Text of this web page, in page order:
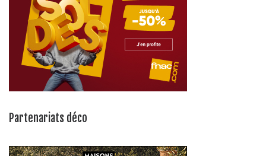
Partenariats déco